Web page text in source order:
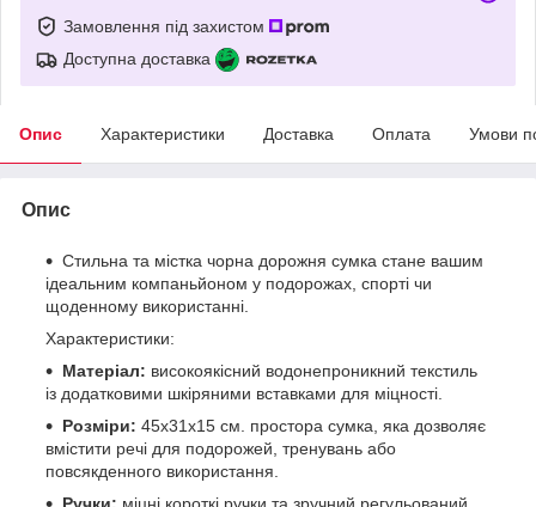
Замовлення під захистом
Доступна доставка
Опис Характеристики Доставка Оплата Умови
Опис
Стильна та містка чорна дорожня сумка стане вашим
ідеальним компаньйоном у подорожах, спорті чи
щоденному використанні.
Характеристики:
Матеріал: високоякісний водонепроникний текстиль
із додатковими шкіряними вставками для міцності.
Розміри: 45х31х15 см. простора сумка, яка дозволяє
вмістити речі для подорожей, тренувань або
повсякденного використання.
Ручки: міцні короткі ручки та зручний регульований